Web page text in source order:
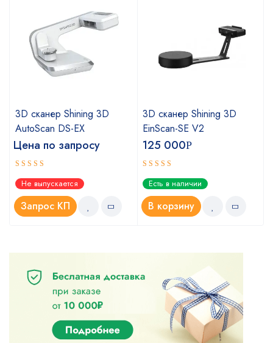
3D сканер Shining 3D
AutoScan DS-EX
Цена по запросу
Оценка
4.67из 5
Не выпускается
Запрос КП
3D сканер Shining 3D
EinScan-SE V2
125 000Р
Оценка
5.00из 5
Есть в наличии
В корзину